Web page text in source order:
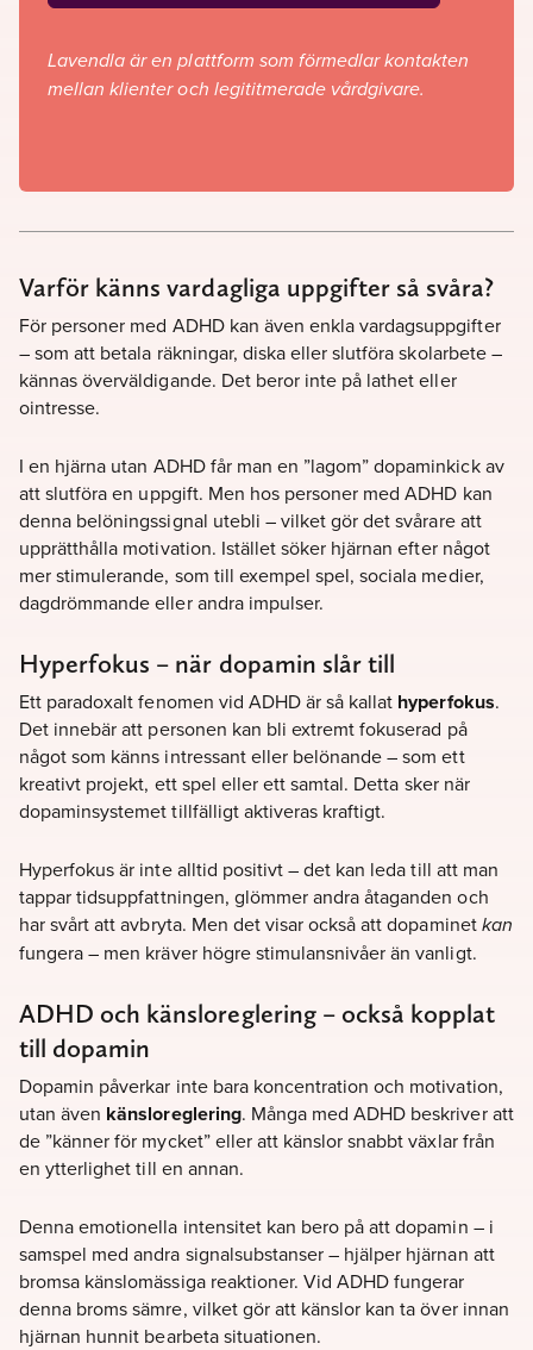
Lavendla är en plattform som förmedlar kontakten
mellan klienter och legititmerade vårdgivare.
Varför känns vardagliga uppgifter så svåra?
För personer med ADHD kan även enkla vardagsuppgifter
– som att betala räkningar, diska eller slutföra skolarbete –
kännas överväldigande. Det beror inte på lathet eller
ointresse.
I en hjärna utan ADHD får man en ”lagom” dopaminkick av
att slutföra en uppgift. Men hos personer med ADHD kan
denna belöningssignal utebli – vilket gör det svårare att
upprätthålla motivation. Istället söker hjärnan efter något
mer stimulerande, som till exempel spel, sociala medier,
dagdrömmande eller andra impulser.
Hyperfokus – när dopamin slår till
Ett paradoxalt fenomen vid ADHD är så kallat hyperfokus.
Det innebär att personen kan bli extremt fokuserad på
något som känns intressant eller belönande – som ett
kreativt projekt, ett spel eller ett samtal. Detta sker när
dopaminsystemet tillfälligt aktiveras kraftigt.
Hyperfokus är inte alltid positivt – det kan leda till att man
tappar tidsuppfattningen, glömmer andra åtaganden och
har svårt att avbryta. Men det visar också att dopaminet kan
fungera – men kräver högre stimulansnivåer än vanligt.
ADHD och känsloreglering – också kopplat
till dopamin
Dopamin påverkar inte bara koncentration och motivation,
utan även känsloreglering. Många med ADHD beskriver att
de ”känner för mycket” eller att känslor snabbt växlar från
en ytterlighet till en annan.
Denna emotionella intensitet kan bero på att dopamin – i
samspel med andra signalsubstanser – hjälper hjärnan att
bromsa känslomässiga reaktioner. Vid ADHD fungerar
denna broms sämre, vilket gör att känslor kan ta över innan
hjärnan hunnit bearbeta situationen.